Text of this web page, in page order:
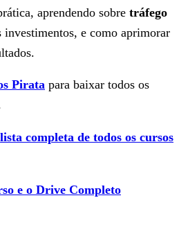
aprendendo sobre tráfego
investimentos, e como aprimorar
Pirata para baixar todos os
lista completa de todos os cursos
e o Drive Completo